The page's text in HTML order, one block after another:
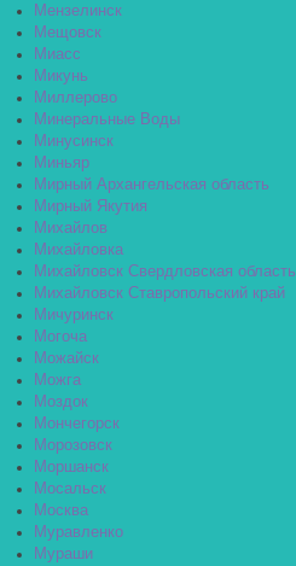
Мензелинск
Мещовск
Миасс
Микунь
Миллерово
Минеральные Воды
Минусинск
Миньяр
Мирный Архангельская область
Мирный Якутия
Михайлов
Михайловка
Михайловск Свердловская область
Михайловск Ставропольский край
Мичуринск
Могоча
Можайск
Можга
Моздок
Мончегорск
Морозовск
Моршанск
Мосальск
Москва
Муравленко
Мураши